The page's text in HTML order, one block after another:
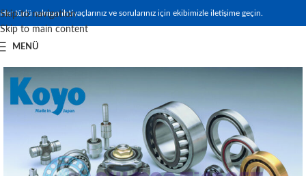
Skip to navigation
Skip to main content
Her türlü rulman ihtiyaçlarınız ve sorularınız için ekibimizle iletişime geçin.
MENÜ